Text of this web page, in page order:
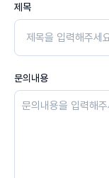
제목
문의내용